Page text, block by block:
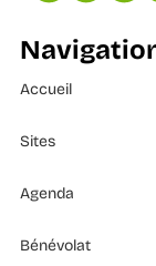
Accueil
Sites
Agenda
Bénévolat